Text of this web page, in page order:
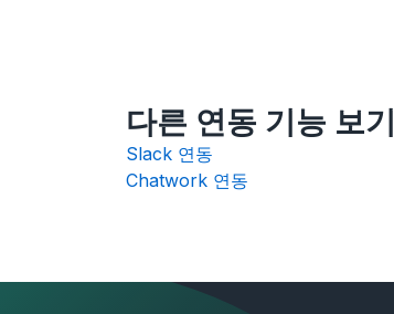
다른 연동 기능 보기
Slack 연동
Chatwork 연동